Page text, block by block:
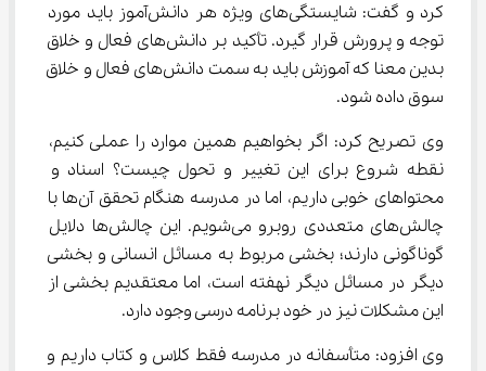
کرد و گفت: شایستگی‌های ویژه هر دانش‌آموز باید مورد
توجه و پرورش قرار گیرد. تأکید بر دانش‌های فعال و خلاق
بدین معنا که آموزش باید به سمت دانش‌های فعال و خلاق
سوق داده شود.
وی تصریح کرد: اگر بخواهیم همین موارد را عملی کنیم،
نقطه شروع برای این تغییر و تحول چیست؟ اسناد و
محتواهای خوبی داریم، اما در مدرسه هنگام تحقق آن‌ها با
چالش‌های متعددی روبرو می‌شویم. این چالش‌ها دلایل
گوناگونی دارند؛ بخشی مربوط به مسائل انسانی و بخشی
دیگر در مسائل دیگر نهفته است، اما معتقدیم بخشی از
این مشکلات نیز در خود برنامه درسی وجود دارد.
وی افزود: متأسفانه در مدرسه فقط کلاس و کتاب داریم و